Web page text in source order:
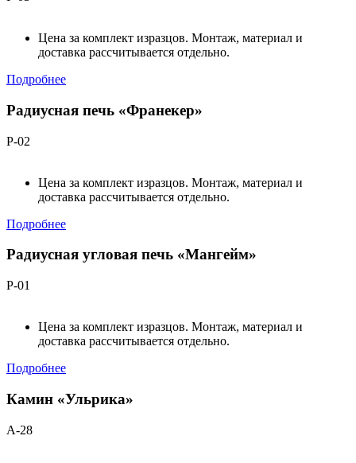
Цена за комплект изразцов. Монтаж, материал и
доставка рассчитывается отдельно.
Подробнее
Радиусная печь «Франекер»
Р-02
Цена за комплект изразцов. Монтаж, материал и
доставка рассчитывается отдельно.
Подробнее
Радиусная угловая печь «Мангейм»
Р-01
Цена за комплект изразцов. Монтаж, материал и
доставка рассчитывается отдельно.
Подробнее
Камин «Ульрика»
А-28